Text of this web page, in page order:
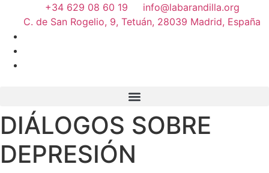
+34 629 08 60 19
info@labarandilla.org
C. de San Rogelio, 9, Tetuán, 28039 Madrid, España
DIÁLOGOS SOBRE
DEPRESIÓN